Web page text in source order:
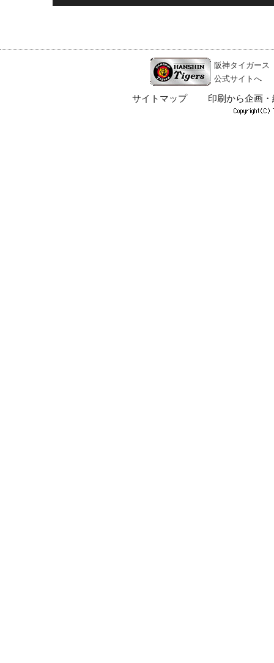
阪神タイガース
公式サイトへ
サイトマップ 印刷から企画